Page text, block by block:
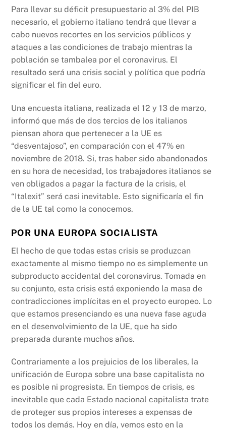
Para llevar su déficit presupuestario al 3% del PIB
necesario, el gobierno italiano tendrá que llevar a
cabo nuevos recortes en los servicios públicos y
ataques a las condiciones de trabajo mientras la
población se tambalea por el coronavirus. El
resultado será una crisis social y política que podría
significar el fin del euro.
Una encuesta italiana, realizada el 12 y 13 de marzo,
informó que más de dos tercios de los italianos
piensan ahora que pertenecer a la UE es
“desventajoso”, en comparación con el 47% en
noviembre de 2018. Si, tras haber sido abandonados
en su hora de necesidad, los trabajadores italianos se
ven obligados a pagar la factura de la crisis, el
“Italexit” será casi inevitable. Esto significaría el fin
de la UE tal como la conocemos.
POR UNA EUROPA SOCIALISTA
El hecho de que todas estas crisis se produzcan
exactamente al mismo tiempo no es simplemente un
subproducto accidental del coronavirus. Tomada en
su conjunto, esta crisis está exponiendo la masa de
contradicciones implícitas en el proyecto europeo. Lo
que estamos presenciando es una nueva fase aguda
en el desenvolvimiento de la UE, que ha sido
preparada durante muchos años.
Contrariamente a los prejuicios de los liberales, la
unificación de Europa sobre una base capitalista no
es posible ni progresista. En tiempos de crisis, es
inevitable que cada Estado nacional capitalista trate
de proteger sus propios intereses a expensas de
todos los demás. Hoy en día, vemos esto en la